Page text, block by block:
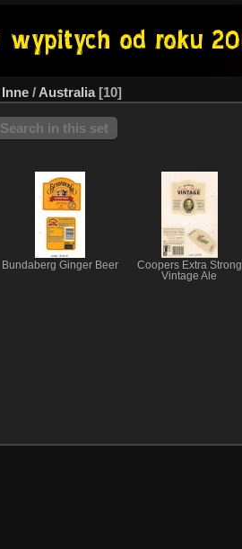
Inne / Australia 10
Search in this set
Bundaberg Ginger Beer
Coopers Extra Strong
Vintage Ale